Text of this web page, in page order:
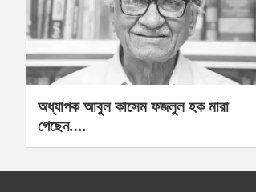
অধ্যাপক আবুল কাসেম ফজলুল হক মারা
গেছেন….